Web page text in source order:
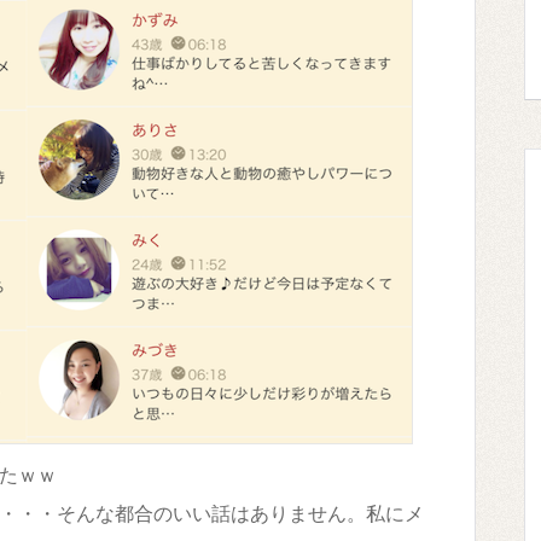
ｗｗ
・・そんな都合のいい話はありません。私にメ